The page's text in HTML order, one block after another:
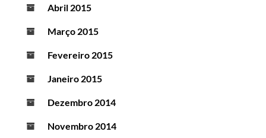
Abril 2015
Março 2015
Fevereiro 2015
Janeiro 2015
Dezembro 2014
Novembro 2014